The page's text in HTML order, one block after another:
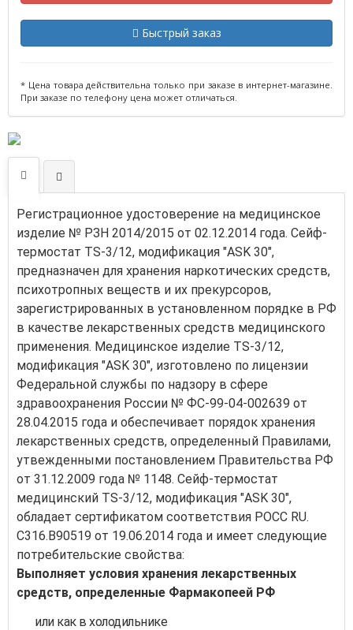
Быстрый заказ
* Цена товара действительна только при заказе в интернет-магазине.
При заказе по телефону цена может отличаться.
Регистрационное удостоверение на медицинское
изделие № РЗН 2014/2015 от 02.12.2014 года. Сейф-
термостат TS-3/12, модификация "ASK 30",
предназначен для хранения наркотических средств,
психотропных веществ и их прекурсоров,
зарегистрированных в установленном порядке в РФ
в качестве лекарственных средств медицинского
применения. Медицинское изделие TS-3/12,
модификация "ASK 30", изготовлено по лицензии
Федеральной службы по надзору в сфере
здравоохранения России № ФС-99-04-002639 от
28.04.2015 года и обеспечивает порядок хранения
лекарственных средств, определенный Правилами,
утвежденными постановлением Правительства РФ
от 31.12.2009 года № 1148. Сейф-термостат
медицинский TS-3/12, модификация "ASK 30",
обладает сертификатом соответствия РОСС RU.
C316.B90519 от 19.06.2014 года и имеет следующие
потребительские свойства:
Выполняет условия хранения лекарственных
средств, определенные Фармакопеей РФ
или как в холодильнике